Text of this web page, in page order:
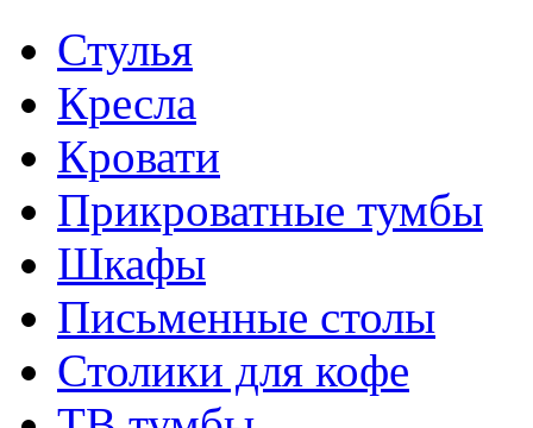
Стулья
Кресла
Кровати
Прикроватные тумбы
Шкафы
Письменные столы
Столики для кофе